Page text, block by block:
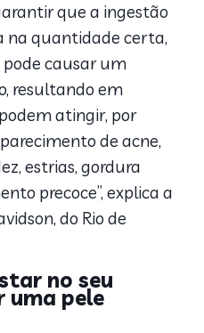
que a ingestão
na quantidade certa,
causar um
resultando em
atingir, por
de acne,
estrias, gordura
precoce”, explica a
do Rio de
no seu
uma pele